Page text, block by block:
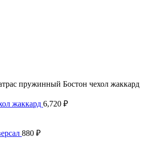
пружинный Бостон чехол жаккард
жаккард 6,720 ₽
880 ₽